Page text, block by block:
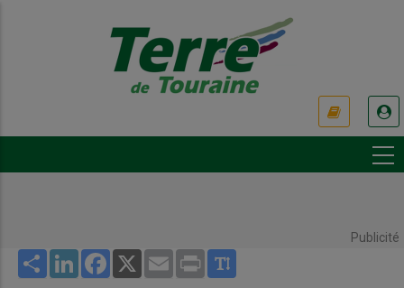
Publicité
Share LinkedInFacebook
X Email Print